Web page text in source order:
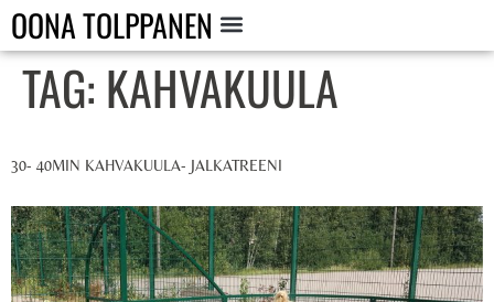
OONA TOLPPANEN
TAG: KAHVAKUULA
30- 40MIN KAHVAKUULA- JALKATREENI